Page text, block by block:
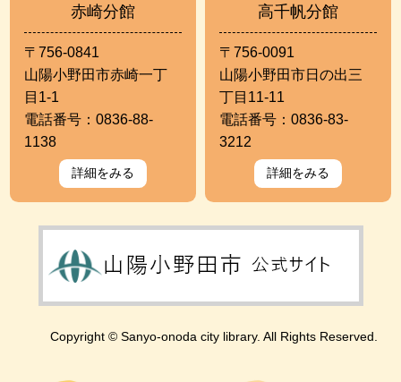
赤崎分館
〒756-0841
山陽小野田市赤崎一丁
目1-1
電話番号：0836-88-
1138
詳細をみる
高千帆分館
〒756-0091
山陽小野田市日の出三
丁目11-11
電話番号：0836-83-
3212
詳細をみる
Copyright © Sanyo-onoda city library. All Rights Reserved.